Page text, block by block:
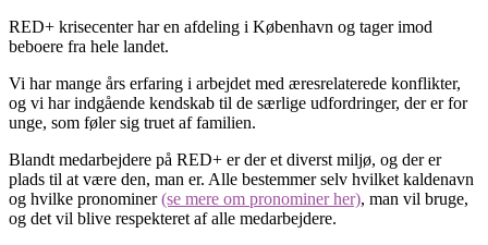
RED+ krisecenter har en afdeling i København og tager imod
beboere fra hele landet.
Vi har mange års erfaring i arbejdet med æresrelaterede konflikter,
og vi har indgående kendskab til de særlige udfordringer, der er for
unge, som føler sig truet af familien.
Blandt medarbejdere på RED+ er der et diverst miljø, og der er
plads til at være den, man er. Alle bestemmer selv hvilket kaldenavn
og hvilke pronominer(se mere om pronominer her), man vil bruge,
og det vil blive respekteret af alle medarbejdere.